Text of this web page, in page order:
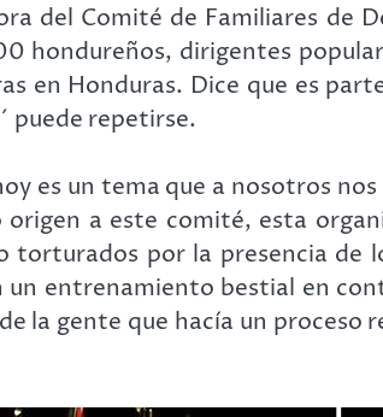
del Comité de Familiares de
hondureños, dirigentes
en Honduras. Dice que es
puede repetirse.
es un tema que a nosotros
a este comité, esta
por la presencia de
entrenamiento bestial en
la gente que hacía un